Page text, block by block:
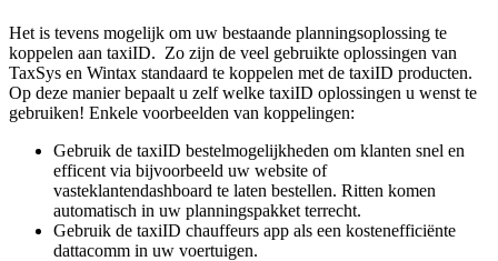
Het is tevens mogelijk om uw bestaande planningsoplossing te
koppelen aan taxiID. Zo zijn de veel gebruikte oplossingen van
TaxSys en Wintax standaard te koppelen met de taxiID producten.
Op deze manier bepaalt u zelf welke taxiID oplossingen u wenst te
gebruiken! Enkele voorbeelden van koppelingen:
Gebruik de taxiID bestelmogelijkheden om klanten snel en
efficent via bijvoorbeeld uw website of
vasteklantendashboard te laten bestellen. Ritten komen
automatisch in uw planningspakket terrecht.
Gebruik de taxiID chauffeurs app als een kostenefficiënte
dattacomm in uw voertuigen.